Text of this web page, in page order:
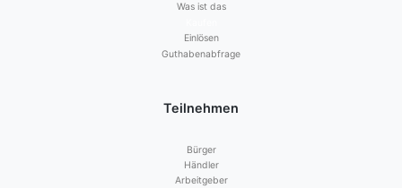
Was ist das
Einlösen
Guthabenabfrage
Teilnehmen
Bürger
Händler
Arbeitgeber